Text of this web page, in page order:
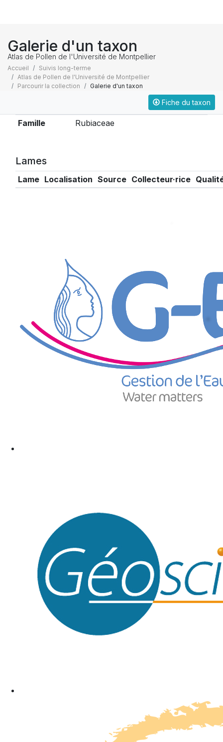
Galerie d'un taxon
Atlas de Pollen de l'Université de Montpellier
Accueil
Suivis long-terme
Atlas de Pollen de l'Université de Montpellier
Parcourir la collection
Galerie d'un taxon
Fiche du taxon
Famille Rubiaceae
Lames
Lame Localisation Source Collecteur·rice